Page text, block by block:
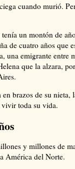
cuando murió.
un montón de
de cuatro años que
una emigrante entre
que la alzara,
brazos de su
toda su vida.
y millones de
América del Norte.